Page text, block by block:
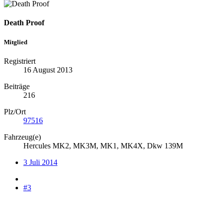
Death Proof
Mitglied
Registriert
16 August 2013
Beiträge
216
Plz/Ort
97516
Fahrzeug(e)
Hercules MK2, MK3M, MK1, MK4X, Dkw 139M
3 Juli 2014
#3